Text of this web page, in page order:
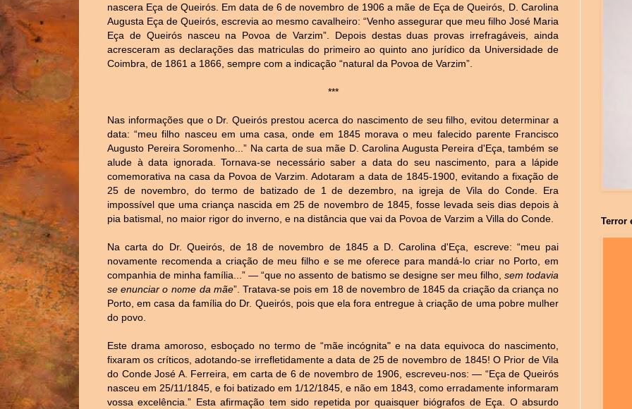
nascera Eça de Queirós. Em data de 6 de novembro de 1906 a mãe de Eça de Queirós, D. Carolina
Augusta Eça de Queirós, escrevia ao mesmo cavalheiro: “Venho assegurar que meu filho José Maria
Eça de Queirós nasceu na Povoa de Varzim”. Depois destas duas provas irrefragáveis, ainda
acresceram as declarações das matriculas do primeiro ao quinto ano jurídico da Universidade de
Coimbra, de 1861 a 1866, sempre com a indicação “natural da Povoa de Varzim”.
***
Nas informações que o Dr. Queirós prestou acerca do nascimento de seu filho, evitou determinar a
data: “meu filho nasceu em uma casa, onde em 1845 morava o meu falecido parente Francisco
Augusto Pereira Soromenho...” Na carta de sua mãe D. Carolina Augusta Pereira d'Eça, também se
alude à data ignorada. Tornava-se necessário saber a data do seu nascimento, para a lápide
comemorativa na casa da Povoa de Varzim. Adotaram a data de 1845-1900, evitando a fixação de
25 de novembro, do termo de batizado de 1 de dezembro, na igreja de Vila do Conde. Era
impossível que uma criança nascida em 25 de novembro de 1845, fosse levada seis dias depois à
pia batismal, no maior rigor do inverno, e na distância que vai da Povoa de Varzim a Villa do Conde.
Na carta do Dr. Queirós, de 18 de novembro de 1845 a D. Carolina d'Eça, escreve: “meu pai
novamente recomenda a criação de meu filho e se me oferece para mandá-lo criar no Porto, em
companhia de minha família...” — “que no assento de batismo se designe ser meu filho, sem todavia
se enunciar o nome da mãe”. Tratava-se pois em 18 de novembro de 1845 da criação da criança no
Porto, em casa da família do Dr. Queirós, pois que ela fora entregue à criação de uma pobre mulher
do povo.
Este drama amoroso, esboçado no termo de “mãe incógnita" e na data equivoca do nascimento,
fixaram os críticos, adotando-se irrefletidamente a data de 25 de novembro de 1845! O Prior de Vila
do Conde José A. Ferreira, em carta de 6 de novembro de 1906, escreveu-nos: — “Eça de Queirós
nasceu em 25/11/1845, e foi batizado em 1/12/1845, e não em 1843, como erradamente informaram
vossa excelência.” Esta afirmação tem sido repetida por quaisquer biógrafos de Eça. O absurdo
Terror